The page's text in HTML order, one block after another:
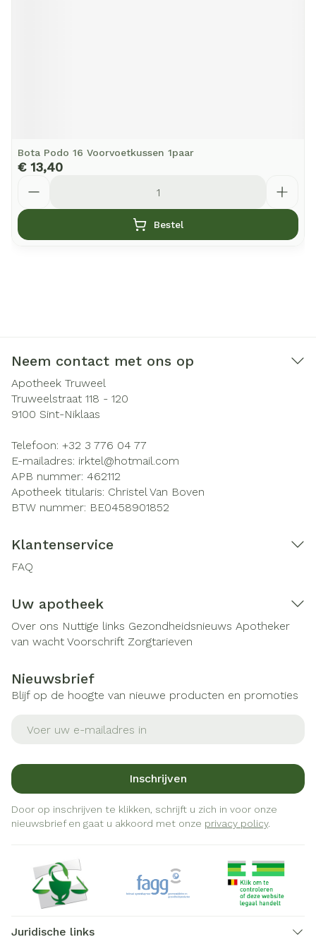
Bota Podo 16 Voorvoetkussen 1paar
€ 13,40
Bestel
Neem contact met ons op
Apotheek Truweel
Truweelstraat 118 - 120
9100 Sint-Niklaas
Telefoon: +32 3 776 04 77
E-mailadres: irktel@hotmail.com
APB nummer: 462112
Apotheek titularis: Christel Van Boven
BTW nummer: BE0458901852
Klantenservice
FAQ
Uw apotheek
Over ons Nuttige links Gezondheidsnieuws Apotheker
van wacht Voorschrift Zorgtarieven
Nieuwsbrief
Blijf op de hoogte van nieuwe producten en promoties
Inschrijven
Door op inschrijven te klikken, schrijft u zich in voor onze
nieuwsbrief en gaat u akkoord met onze privacy policy.
Juridische links